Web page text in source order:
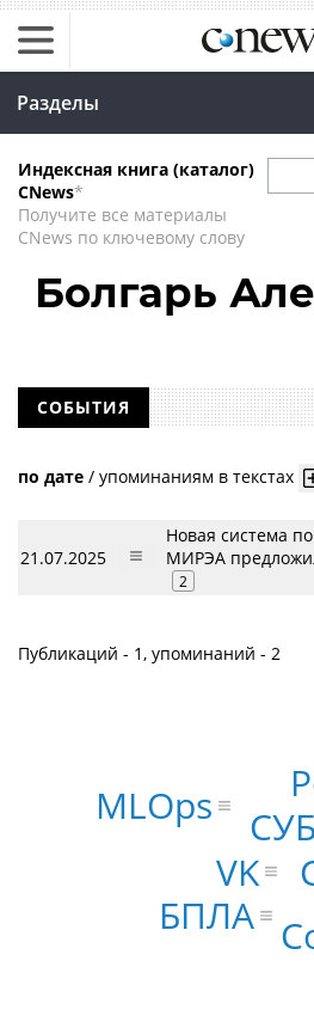
Разделы
Индексная книга (каталог)
CNews*
Получите все материалы
CNews по ключевому слову
Болгарь
СОБЫТИЯ
по дате / упоминаниям в текстах
21.07.2025
Новая система
МИРЭА
2
Публикаций - 1, упоминаний - 2
VK
БПЛА
MLOps